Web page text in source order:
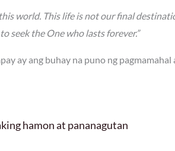
world. This life is not our final
seek the One who lasts forever.”
ay ang buhay na puno ng
hamon at pananagutan